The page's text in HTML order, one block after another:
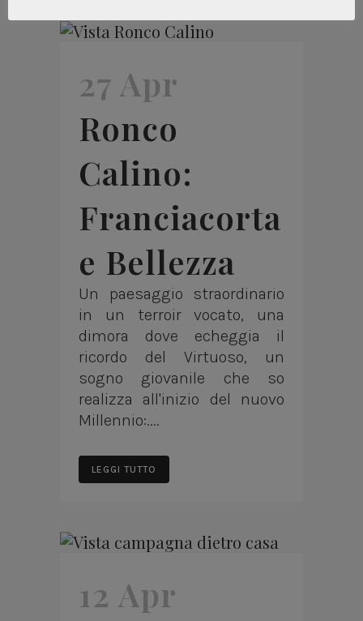
27 Apr
Ronco
Calino:
Franciacorta
e Bellezza
Un paesaggio straordinario
in un terroir vocato, una
dimora dove echeggia il
ricordo del Virtuoso, un
sogno giovanile che so
realizza all'inizio del nuovo
Millennio:....
LEGGI TUTTO
12 Apr